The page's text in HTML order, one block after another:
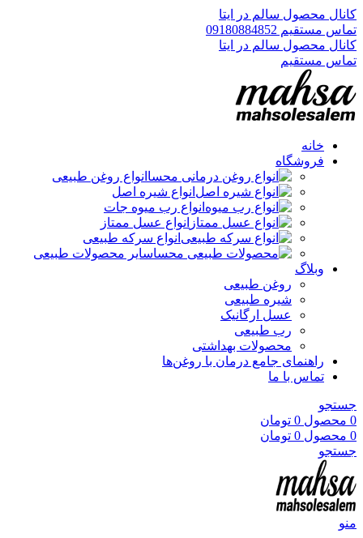
کانال محصول سالم در ایتا
تماس مستقیم 09180884852
کانال محصول سالم در ایتا
تماس مستقیم
خانه
فروشگاه
انواع روغن طبیعی
انواع شیره اصل
انواع رب میوه جات
انواع عسل ممتاز
انواع سرکه طبیعی
سایر محصولات طبیعی
وبلاگ
روغن طبیعی
شیره طبیعی
عسل ارگانیک
رب طبیعی
محصولات بهداشتی
راهنمای جامع درمان با روغن‌ها
تماس با ما
جستجو
0 محصول 0 تومان
0 محصول 0 تومان
جستجو
منو